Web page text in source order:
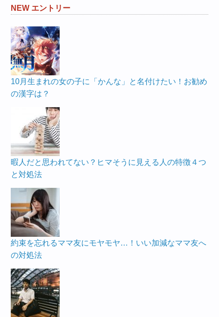
NEW エントリー
10月生まれの女の子に「かんな」と名付けたい！お勧め
の漢字は？
暇人だと思われてない？ヒマそうに見える人の特徴４つ
と対処法
約束を忘れるママ友にモヤモヤ…！いい加減なママ友へ
の対処法